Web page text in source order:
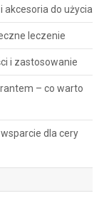
do użycia
leczenie
i zastosowanie
– co warto
dla cery